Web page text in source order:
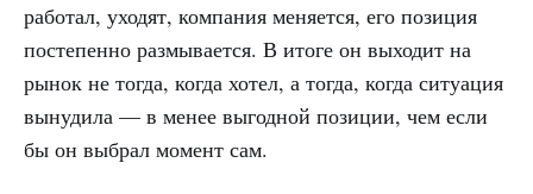
работал, уходят, компания меняется, его позиция
постепенно размывается. В итоге он выходит на
рынок не тогда, когда хотел, а тогда, когда ситуация
вынудила — в менее выгодной позиции, чем если
бы он выбрал момент сам.